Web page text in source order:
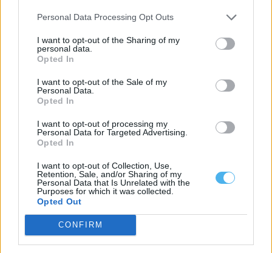
Personal Data Processing Opt Outs
I want to opt-out of the Sharing of my
personal data.
Opted In
I want to opt-out of the Sale of my
Personal Data.
Opted In
I want to opt-out of processing my
Personal Data for Targeted Advertising.
Opted In
I want to opt-out of Collection, Use,
Retention, Sale, and/or Sharing of my
Personal Data that Is Unrelated with the
Purposes for which it was collected.
Opted Out
CONFIRM
Parlamento recomenda preço mínimo para a lã e criação de
lavadouro nacional
uma estratégia nacional para...
21 Julho, 2026 - 21:00